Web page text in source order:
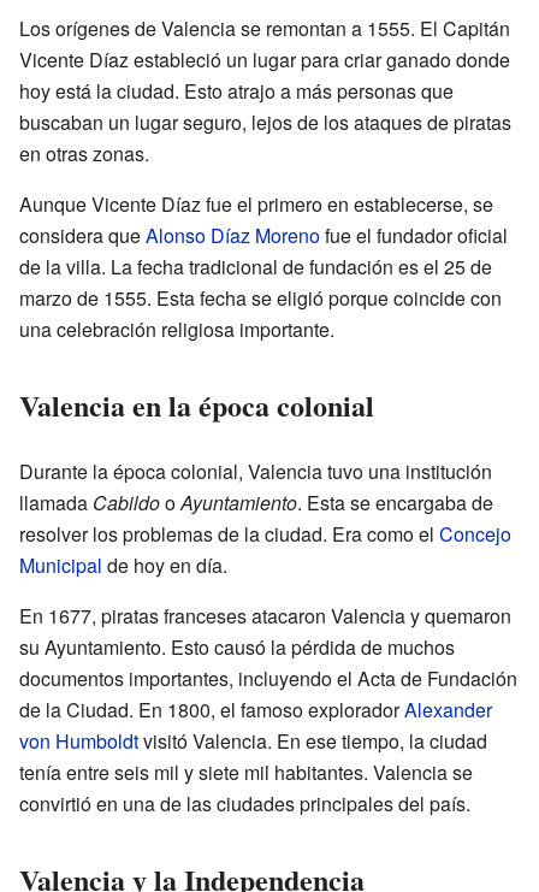
Los orígenes de Valencia se remontan a 1555. El Capitán
Vicente Díaz estableció un lugar para criar ganado donde
hoy está la ciudad. Esto atrajo a más personas que
buscaban un lugar seguro, lejos de los ataques de piratas
en otras zonas.
Aunque Vicente Díaz fue el primero en establecerse, se
considera queAlonso Díaz Morenofue el fundador oficial
de la villa. La fecha tradicional de fundación es el 25 de
marzo de 1555. Esta fecha se eligió porque coincide con
una celebración religiosa importante.
Valencia en la época colonial
Durante la época colonial, Valencia tuvo una institución
llamada CabildooAyuntamiento. Esta se encargaba de
resolver los problemas de la ciudad. Era como el Concejo
Municipal de hoy en día.
En 1677, piratas franceses atacaron Valencia y quemaron
su Ayuntamiento. Esto causó la pérdida de muchos
documentos importantes, incluyendo el Acta de Fundación
de la Ciudad. En 1800, el famoso exploradorAlexander
von Humboldtvisitó Valencia. En ese tiempo, la ciudad
tenía entre seis mil y siete mil habitantes. Valencia se
convirtió en una de las ciudades principales del país.
Valencia y la Independencia